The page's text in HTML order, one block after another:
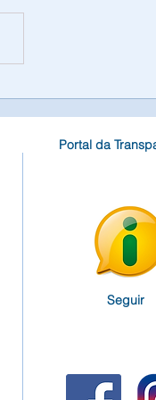
e Assessoria
Portal da
Seguir